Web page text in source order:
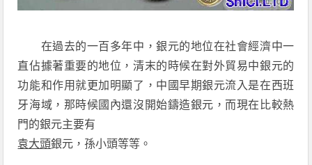
在過去的一百多年中，銀元的地位在社會經濟中一
直佔據著重要的地位，清末的時候在對外貿易中銀元的
功能和作用就更加明顯了，中國早期銀元流入是在西班
牙海域，那時候國內還沒開始鑄造銀元，而現在比較熱
門的銀元主要有
袁大頭銀元，孫小頭等等。